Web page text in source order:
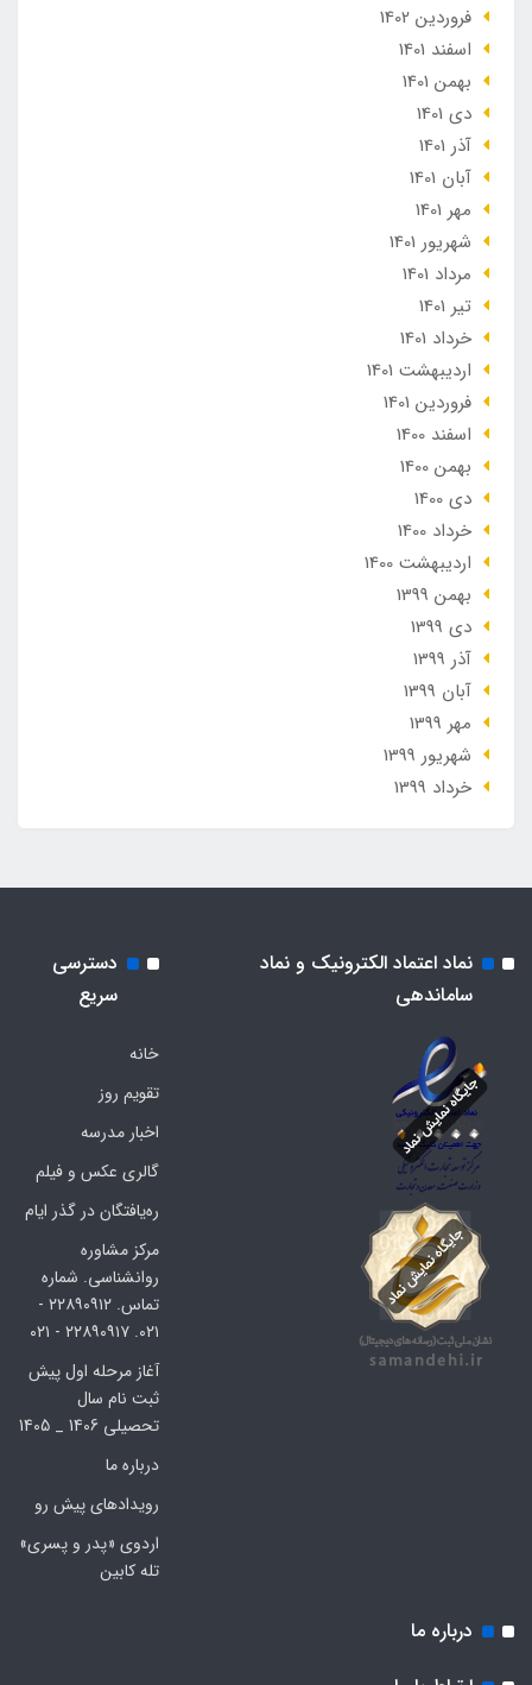
فروردین 1402
اسفند 1401
بهمن 1401
دی 1401
آذر 1401
آبان 1401
مهر 1401
شهریور 1401
مرداد 1401
تير 1401
خرداد 1401
ارديبهشت 1401
فروردین 1401
اسفند 1400
بهمن 1400
دی 1400
خرداد 1400
ارديبهشت 1400
بهمن 1399
دی 1399
آذر 1399
آبان 1399
مهر 1399
شهریور 1399
خرداد 1399
نماد اعتماد الکترونیک و نماد
ساماندهی
دسترسی
سریع
خانه
تقویم روز
اخبار مدرسه
گالری عکس و فیلم
ره‌یافتگان در گذر ایام
مرکز مشاوره
روانشناسی. شماره
تماس. ۲۲۸۹۰۹۱۲ -
۰۲۱. ۲۲۸۹۰۹۱۷ - ۰۲۱
آغاز مرحله اول پیش
ثبت نام سال
تحصیلی 1406 _ 1405
درباره ما
رویدادهای پیش رو
اردوی «پدر و پسری»
تله کابین
درباره ما